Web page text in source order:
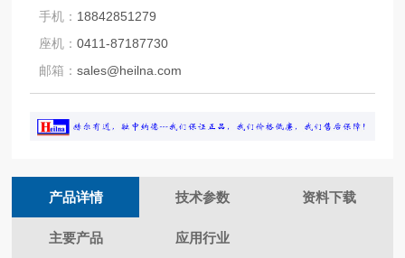
手机： 18842851279
座机：0411-87187730
邮箱：sales@heilna.com
产品详情 技术参数 资料下载
主要产品 应用行业